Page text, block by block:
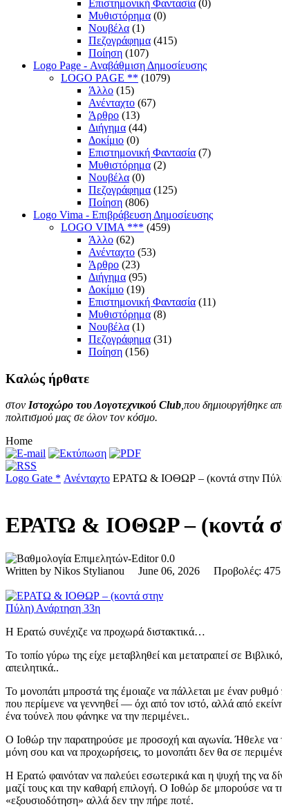
Επιστημονική Φαντασία (0)
Μυθιστόρημα (0)
Νουβέλα (1)
Πεζογράφημα (415)
Ποίηση (107)
Logo Page - Αναβάθμιση Δημοσίευσης
LOGO PAGE ** (1079)
Άλλο (15)
Ανένταχτο (67)
Άρθρο (13)
Διήγημα (44)
Δοκίμιο (0)
Επιστημονική Φαντασία (7)
Μυθιστόρημα (2)
Νουβέλα (0)
Πεζογράφημα (125)
Ποίηση (806)
Logo Vima - Επιβράβευση Δημοσίευσης
LOGO VIMA *** (459)
Άλλο (62)
Ανένταχτο (53)
Άρθρο (23)
Διήγημα (95)
Δοκίμιο (19)
Επιστημονική Φαντασία (11)
Μυθιστόρημα (8)
Νουβέλα (1)
Πεζογράφημα (31)
Ποίηση (156)
Καλώς ήρθατε
στον Ιστοχώρο του Λογοτεχνικού Club,που δημιουργήθηκε
πολιτισμού μας σε όλον τον κόσμο.
Home
Logo Gate * Ανένταχτο ΕΡΑΤΩ & ΙΟΘΩΡ – (κοντά στην
ΕΡΑΤΩ & ΙΟΘΩΡ – (κοντά
0.0
Written by Nikos Stylianou June 06, 2026 Προβολές:
Η Ερατώ συνέχιζε να προχωρά διστακτικά…
Το τοπίο γύρω της είχε μεταβληθεί και μετατραπεί σε Βιβλικό,
απειλητικά..
Το μονοπάτι μπροστά της έμοιαζε να πάλλεται με έναν
που περίμενε να γεννηθεί — όχι από τον ιστό, αλλά από
ένα τούνελ που φάνηκε να την περιμένει..
Ο Ιοθώρ την παρατηρούσε με προσοχή και αγωνία. Ήθελε να
μόνη σου και να προχωρήσεις, το μονοπάτι δεν θα σε
Η Ερατώ φαινόταν να παλεύει εσωτερικά και η ψυχή της να
μαζί τους και την καθαρή επιλογή. Ο Ιοθώρ δε μπορούσε να
«εξουσιοδότηση» αλλά δεν την πήρε ποτέ.